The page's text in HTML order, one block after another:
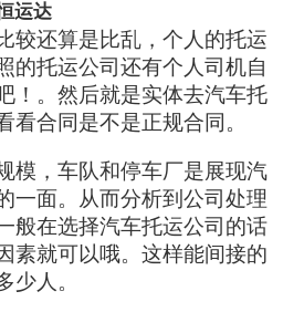
运达
较还算是比乱，个人的托运
的托运公司还有个人司机自
！。然后就是实体去汽车托
看合同是不是正规合同。
模，车队和停车厂是展现汽
一面。从而分析到公司处理
般在选择汽车托运公司的话
素就可以哦。这样能间接的
少人。